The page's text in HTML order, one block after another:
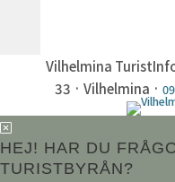
Vilhelmina
33 · Vilhelmina ·
HEJ! HAR DU
TURISTBYRÅN?